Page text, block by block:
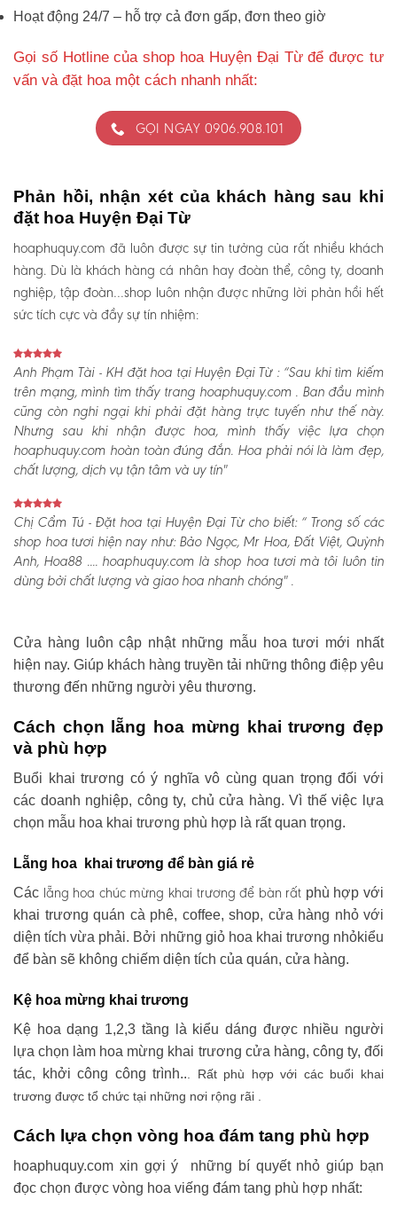
Hoạt động 24/7 – hỗ trợ cả đơn gấp, đơn theo giờ
Gọi số Hotline của shop hoa Huyện Đại Từ để được tư
vấn và đặt hoa một cách nhanh nhất:
GỌI NGAY 0906.908.101
Phản hồi, nhận xét của khách hàng sau khi
đặt hoa Huyện Đại Từ
hoaphuquy.com đã luôn được sự tin tưởng của rất nhiều khách
hàng. Dù là khách hàng cá nhân hay đoàn thể, công ty, doanh
nghiệp, tập đoàn…shop luôn nhận được những lời phản hồi hết
sức tích cực và đầy sự tín nhiệm:
Anh Phạm Tài - KH đặt hoa tại Huyện Đại Từ :“Sau khi tìm kiếm
trên mạng, mình tìm thấy trang hoaphuquy.com . Ban đầu mình
cũng còn nghi ngại khi phải đặt hàng trực tuyến như thế này.
Nhưng sau khi nhận được hoa, mình thấy việc lựa chọn
hoaphuquy.com hoàn toàn đúng đắn. Hoa phải nói là làm đẹp,
chất lượng, dịch vụ tận tâm và uy tín"
Chị Cẩm Tú - Đặt hoa tại Huyện Đại Từ cho biết:“ Trong số các
shop hoa tươi hiện nay như: Bảo Ngọc, Mr Hoa, Đất Việt, Quỳnh
Anh, Hoa88 .... hoaphuquy.com là shop hoa tươi mà tôi luôn tin
dùng bởi chất lượng và giao hoa nhanh chóng" .
Cửa hàng luôn cập nhật những mẫu hoa tươi mới nhất
hiện nay. Giúp khách hàng truyền tải những thông điệp yêu
thương đến những người yêu thương.
Cách chọn lẵng hoa mừng khai trương đẹp
và phù hợp
Buổi khai trương có ý nghĩa vô cùng quan trọng đối với
các doanh nghiệp, công ty, chủ cửa hàng. Vì thế việc lựa
chọn mẫu hoa khai trương phù hợp là rất quan trọng.
Lẵng hoa khai trương để bàn giá rẻ
Các lẵng hoa chúc mừng khai trương để bàn rất phù hợp với
khai trương quán cà phê, coffee, shop, cửa hàng nhỏ với
diện tích vừa phải. Bởi những giỏ hoa khai trương nhỏkiểu
để bàn sẽ không chiếm diện tích của quán, cửa hàng.
Kệ hoa mừng khai trương
Kệ hoa dạng 1,2,3 tầng là kiểu dáng được nhiều người
lựa chọn làm hoa mừng khai trương cửa hàng, công ty, đối
tác, khởi công công trình.. . Rất phù hợp với các buổi khai
trương được tổ chức tại những nơi rộng rãi .
Cách lựa chọn vòng hoa đám tang phù hợp
hoaphuquy.com xin gợi ý những bí quyết nhỏ giúp bạn
đọc chọn được vòng hoa viếng đám tang phù hợp nhất: